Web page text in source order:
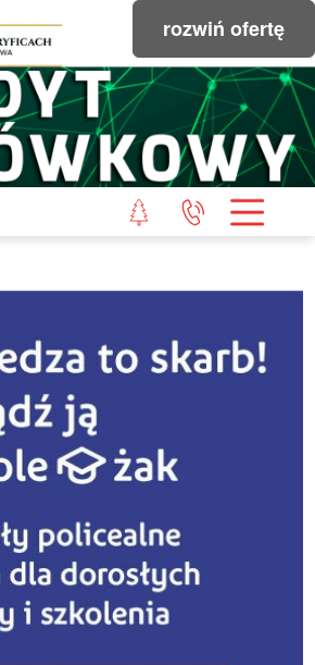
rozwiń ofertę